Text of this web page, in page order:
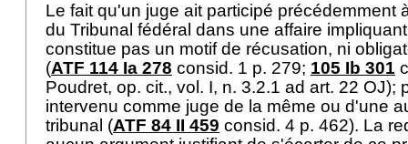
Le fait qu'un juge ait participé précédemment
du Tribunal fédéral dans une affaire
constitue pas un motif de récusation, ni
(ATF 114 Ia 278 consid. 1 p. 279; 105 Ib 301
Poudret, op. cit., vol. I, n. 3.2.1 ad art. 22 OJ);
intervenu comme juge de la même ou d'une
tribunal (ATF 84 II 459 consid. 4 p. 462). La